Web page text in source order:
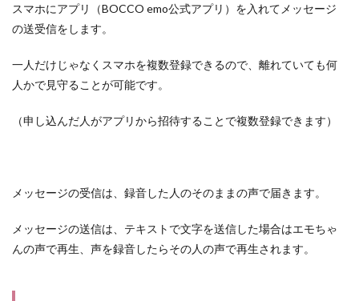
スマホにアプリ（BOCCO emo公式アプリ）を入れてメッセージ
の送受信をします。
一人だけじゃなくスマホを複数登録できるので、離れていても何
人かで見守ることが可能です。
（申し込んだ人がアプリから招待することで複数登録できます）
メッセージの受信は、録音した人のそのままの声で届きます。
メッセージの送信は、テキストで文字を送信した場合はエモちゃ
んの声で再生、声を録音したらその人の声で再生されます。